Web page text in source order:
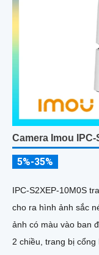
Camera Imou IPC-
5%-35%
IPC-S2XEP-10M0S
cho ra hình ảnh sắc
ảnh có màu vào ban
2 chiều, trang bị